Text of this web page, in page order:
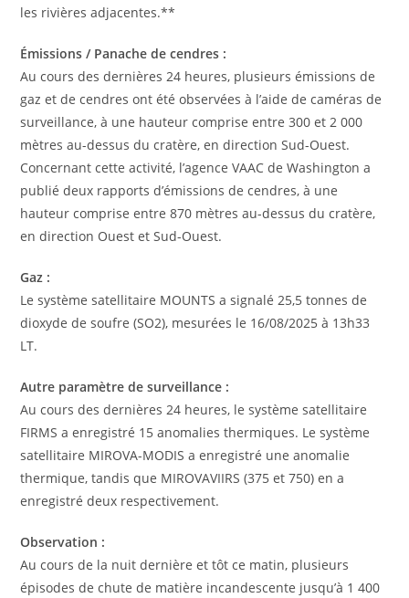
les rivières adjacentes.**
Émissions / Panache de cendres :
Au cours des dernières 24 heures, plusieurs émissions de
gaz et de cendres ont été observées à l’aide de caméras de
surveillance, à une hauteur comprise entre 300 et 2 000
mètres au-dessus du cratère, en direction Sud-Ouest.
Concernant cette activité, l’agence VAAC de Washington a
publié deux rapports d’émissions de cendres, à une
hauteur comprise entre 870 mètres au-dessus du cratère,
en direction Ouest et Sud-Ouest.
Gaz :
Le système satellitaire MOUNTS a signalé 25,5 tonnes de
dioxyde de soufre (SO2), mesurées le 16/08/2025 à 13h33
LT.
Autre paramètre de surveillance :
Au cours des dernières 24 heures, le système satellitaire
FIRMS a enregistré 15 anomalies thermiques. Le système
satellitaire MIROVA-MODIS a enregistré une anomalie
thermique, tandis que MIROVAVIIRS (375 et 750) en a
enregistré deux respectivement.
Observation :
Au cours de la nuit dernière et tôt ce matin, plusieurs
épisodes de chute de matière incandescente jusqu’à 1 400